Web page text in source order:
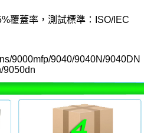
覆蓋率，測試標準：ISO/IEC
9000mfp/9040/9040N/9040DN
9050dn